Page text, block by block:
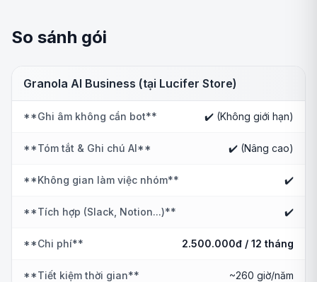
So sánh gói
Granola AI Business (tại Lucifer Store)
**Ghi âm không cần bot** ✔️ (Không giới hạn)
**Tóm tắt & Ghi chú AI** ✔️ (Nâng cao)
**Không gian làm việc nhóm** ✔️
**Tích hợp (Slack, Notion...)** ✔️
**Chi phí** 2.500.000đ / 12 tháng
**Tiết kiệm thời gian** ~260 giờ/năm